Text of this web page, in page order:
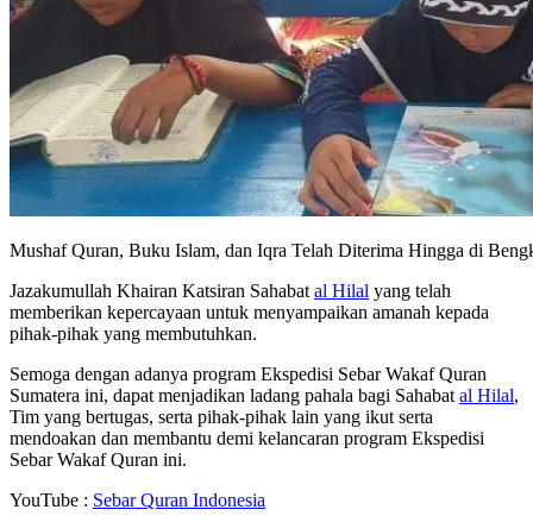
Mushaf Quran, Buku Islam, dan Iqra Telah Diterima Hingga di
Jazakumullah Khairan Katsiran Sahabat al Hilal yang telah
memberikan kepercayaan untuk menyampaikan amanah kepada
pihak-pihak yang membutuhkan.
Semoga dengan adanya program Ekspedisi Sebar Wakaf Quran
Sumatera ini, dapat menjadikan ladang pahala bagi Sahabat al Hilal,
Tim yang bertugas, serta pihak-pihak lain yang ikut serta
mendoakan dan membantu demi kelancaran program Ekspedisi
Sebar Wakaf Quran ini.
YouTube : Sebar Quran Indonesia